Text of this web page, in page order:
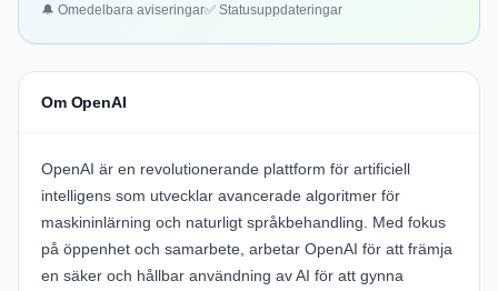
🔔 Omedelbara aviseringar✅ Statusuppdateringar
Om OpenAI
OpenAI är en revolutionerande plattform för artificiell
intelligens som utvecklar avancerade algoritmer för
maskininlärning och naturligt språkbehandling. Med fokus
på öppenhet och samarbete, arbetar OpenAI för att främja
en säker och hållbar användning av AI för att gynna